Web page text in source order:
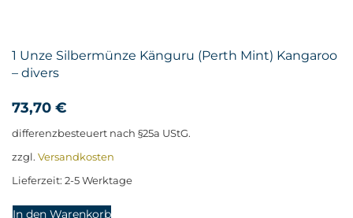
1 Unze Silbermünze Känguru (Perth Mint) Kangaroo
– divers
73,70 €
differenzbesteuert nach §25a UStG.
zzgl. Versandkosten
Lieferzeit: 2-5 Werktage
In den Warenkorb